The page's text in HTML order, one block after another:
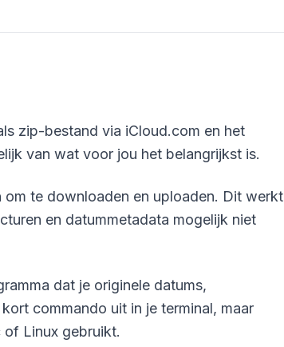
zip-bestand via iCloud.com en het
van wat voor jou het belangrijkst is.
te downloaden en uploaden. Dit werkt
en datummetadata mogelijk niet
dat je originele datums,
commando uit in je terminal, maar
Linux gebruikt.